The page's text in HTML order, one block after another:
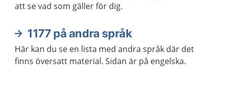
att se vad som gäller för dig.
1177 på andra språk
Här kan du se en lista med andra språk där det
finns översatt material. Sidan är på engelska.